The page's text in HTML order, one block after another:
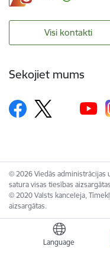
Language
Visi kontakti
Sekojiet mums
© 2026 Viedās administrācijas
satura visas tiesības
© 2020 Valsts kanceleja,
aizsargātas.